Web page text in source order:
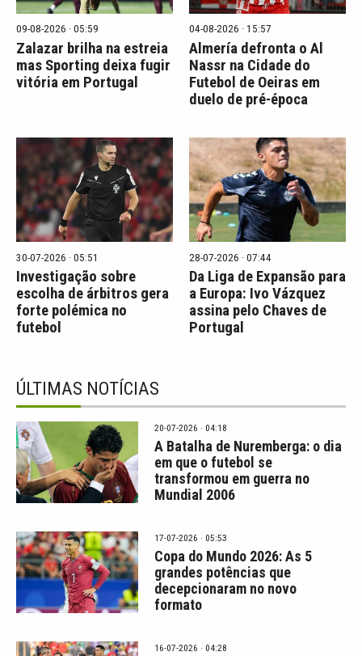
09-08-2026 · 05:59
Zalazar brilha na estreia
mas Sporting deixa fugir
vitória em Portugal
04-08-2026 · 15:57
Almería defronta o Al
Nassr na Cidade do
Futebol de Oeiras em
duelo de pré-época
30-07-2026 · 05:51
Investigação sobre
escolha de árbitros gera
forte polémica no
futebol
28-07-2026 · 07:44
Da Liga de Expansão para
a Europa: Ivo Vázquez
assina pelo Chaves de
Portugal
ÚLTIMAS NOTÍCIAS
20-07-2026 · 04:18
A Batalha de Nuremberga: o dia
em que o futebol se
transformou em guerra no
Mundial 2006
17-07-2026 · 05:53
Copa do Mundo 2026: As 5
grandes potências que
decepcionaram no novo
formato
16-07-2026 · 04:28